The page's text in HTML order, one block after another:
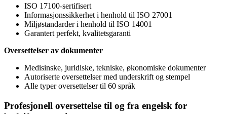
ISO 17100-sertifisert
Informasjonssikkerhet i henhold til ISO 27001
Miljøstandarder i henhold til ISO 14001
Garantert perfekt, kvalitetsgaranti
Oversettelser av dokumenter
Medisinske, juridiske, tekniske, økonomiske dokumenter
Autoriserte oversettelser med underskrift og stempel
Alle typer oversettelser til 60 språk
Profesjonell oversettelse til og fra engelsk for